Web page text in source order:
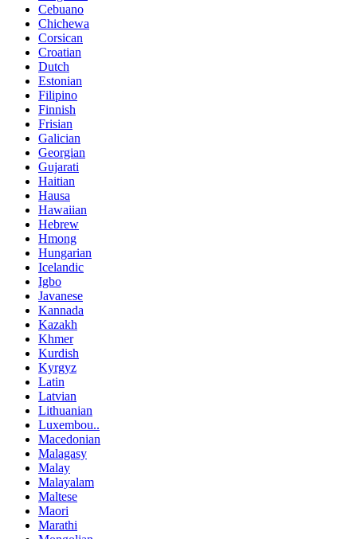
Cebuano
Chichewa
Corsican
Croatian
Dutch
Estonian
Filipino
Finnish
Frisian
Galician
Georgian
Gujarati
Haitian
Hausa
Hawaiian
Hebrew
Hmong
Hungarian
Icelandic
Igbo
Javanese
Kannada
Kazakh
Khmer
Kurdish
Kyrgyz
Latin
Latvian
Lithuanian
Luxembou..
Macedonian
Malagasy
Malay
Malayalam
Maltese
Maori
Marathi